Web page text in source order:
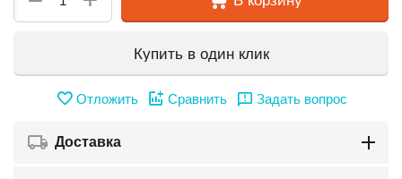
Купить в один клик
Отложить Сравнить Задать вопрос
Доставка